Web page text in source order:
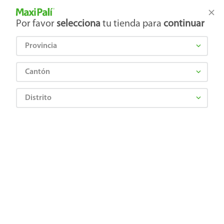
Tienda Maxi Palí
Por favor selecciona tu tienda para continuar
Provincia
Cantón
Distrito